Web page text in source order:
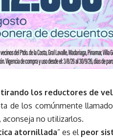
los reductores de
de los comúnmente
, aconseja no utilizarlos.
atornillada” es el peor